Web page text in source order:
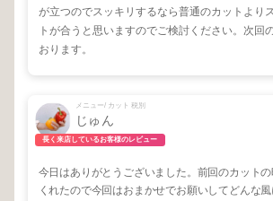
が立つのでスッキリするなら普通のカットより
トが合うと思いますのでご検討ください。次回
おります。
メニュー/ カット 税別
じゅん
長く来店しているお客様のレビュー
今日はありがとうございました。前回のカット
くれたので今回はおまかせでお願いしてどんな